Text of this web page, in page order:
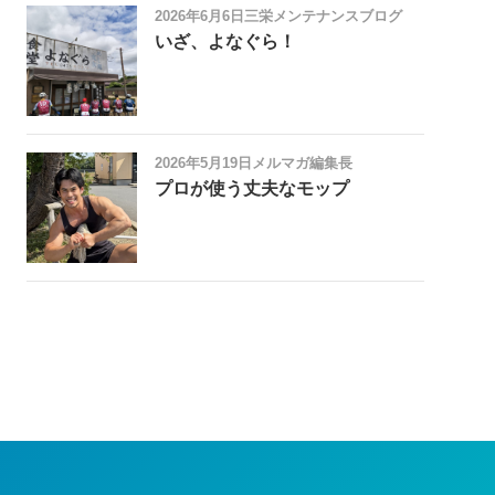
2026年6月6日 三栄メンテナンスブログ
いざ、よなぐら！
2026年5月19日 メルマガ編集長
プロが使う丈夫なモップ